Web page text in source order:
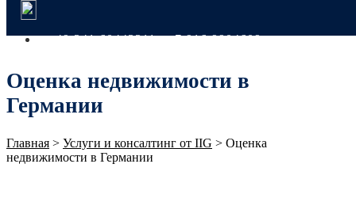
+49 341 60443311 +7 916 9904609
Оценка недвижимости в
Германии
Главная > Услуги и консалтинг от IIG > Оценка
недвижимости в Германии